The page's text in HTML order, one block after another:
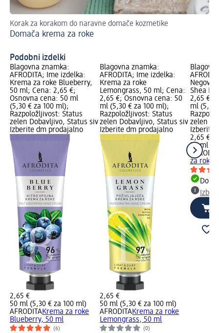
Korak za korakom do naravne domače kozmetike
Domača krema za roke
Podobni izdelki
Blagovna znamka:
AFRODITA; Ime izdelka:
Krema za roke Blueberry,
50 ml; Cena: 2,65 €;
Osnovna cena: 50 ml
(5,30 € za 100 ml);
Razpoložljivost: Status
zelen Dobavljivo, Status siv
Izberite dm prodajalno
2,65 €
50 ml (5,30 € za 100 ml)
AFRODITAKrema za roke
Blueberry, 50 ml
(6)
Blagovna znamka:
AFRODITA; Ime izdelka:
Krema za roke
Lemongrass, 50 ml; Cena:
2,65 €; Osnovna cena: 50
ml (5,30 € za 100 ml);
Razpoložljivost: Status
zelen Dobavljivo, Status siv
Izberite dm prodajalno
2,65 €
50 ml (5,30 € za 100 ml)
AFRODITAKrema za roke
Lemongrass, 50 ml
(0)
Shea
2,65 €;
ml (5,30
zelen
Izberite
2,65 €
50 ml
za roke